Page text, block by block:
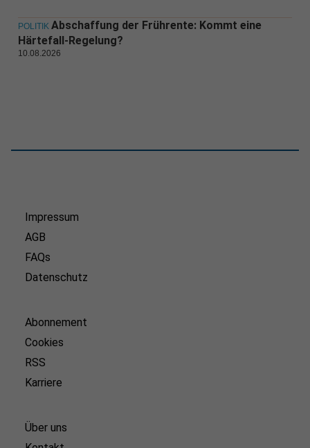
POLITIK Abschaffung der Frührente: Kommt eine
Härtefall-Regelung?
10.08.2026
Impressum
AGB
FAQs
Datenschutz
Abonnement
Cookies
RSS
Karriere
Über uns